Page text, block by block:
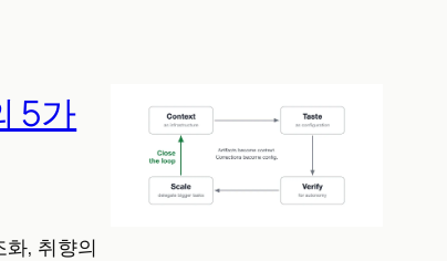
5가
, 취향의